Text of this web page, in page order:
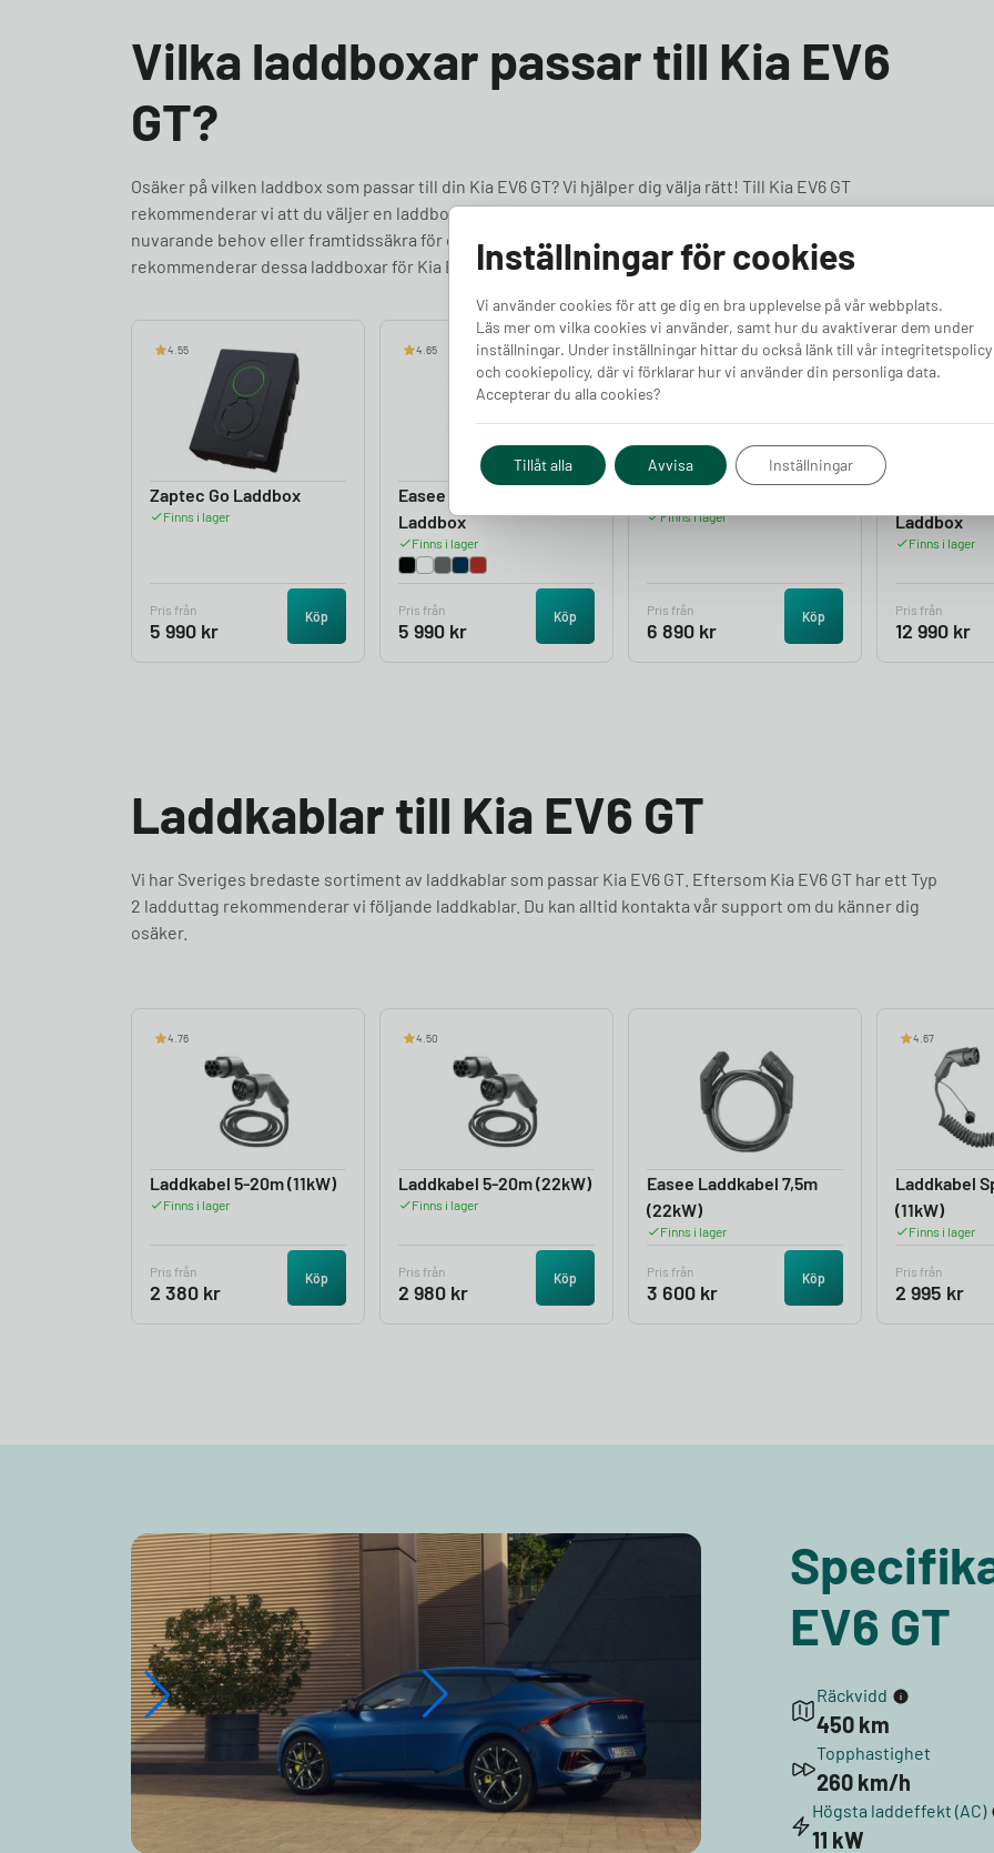
Vilka laddboxar passar till Kia EV6
GT?
Osäker på vilken laddbox som passar till din Kia EV6 GT? Vi hjälper dig välja rätt! Till Kia EV6 GT
rekommenderar vi att du väljer en laddbox med minst 11 kW effekt. Oavsett om du vill ha en laddbox för
nuvarande behov eller framtidssäkra för en kraftfullare bil, har vi rätt alternativ för dig. Vi
rekommenderar dessa laddboxar för Kia EV6 GT.
4.55
Zaptec Go Laddbox
Finns i lager
Pris från
5 990 kr
Köp
4.65
Easee Charge Up
Laddbox
Finns i lager
Pris från
5 990 kr
Köp
4.05
Finns i lager
Pris från
6 890 kr
Köp
4.50
Laddbox
Finns i lager
Pris från
12 990 kr
Laddkablar till Kia EV6 GT
Vi har Sveriges bredaste sortiment av laddkablar som passar Kia EV6 GT. Eftersom Kia EV6 GT har ett Typ
2 ladduttag rekommenderar vi följande laddkablar. Du kan alltid kontakta vår support om du känner dig
osäker.
4.76
Laddkabel 5-20m (11kW)
Finns i lager
Pris från
2 380 kr
Köp
4.50
Laddkabel 5-20m (22kW)
Finns i lager
Pris från
2 980 kr
Köp
Easee Laddkabel 7,5m
(22kW)
Finns i lager
Pris från
3 600 kr
Köp
4.67
Laddkabel
(11kW)
Finns i lager
Pris från
2 995 kr
EV6 GT
Räckvidd
450 km
Topphastighet
260 km/h
Högsta laddeffekt (AC)
11 kW
Inställningar för cookies
Vi använder cookies för att ge dig en bra upplevelse på vår webbplats.
Läs mer om vilka cookies vi använder, samt hur du avaktiverar dem under
inställningar. Under inställningar hittar du också länk till vår integritetspolicy
och cookiepolicy, där vi förklarar hur vi använder din personliga data.
Accepterar du alla cookies?
Tillåt alla Avvisa Inställningar